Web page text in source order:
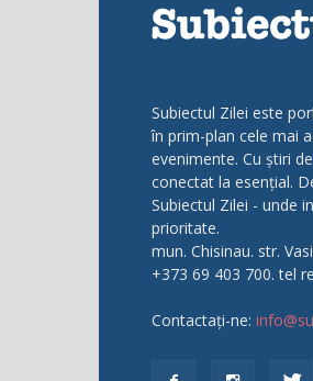
Subiectul Zilei este
în prim-plan cele mai
evenimente. Cu știri
conectat la esențial.
Subiectul Zilei - unde
prioritate.
mun. Chisinau. str.
+373 69 403 700. tel
Contactați-ne: